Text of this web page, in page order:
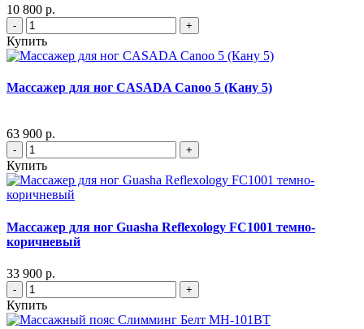
10 800 р.
- +
Купить
Массажер для ног CASADA Canoo 5 (Кану 5)
63 900 р.
- +
Купить
Массажер для ног Guasha Reflexology FC1001 темно-
коричневый
33 900 р.
- +
Купить